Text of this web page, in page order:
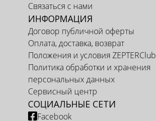
Связаться с нами
ИНФОРМАЦИЯ
Договор публичной оферты
Оплата, доставка, возврат
Положения и условия ZEPTERClub
Политика обработки и хранения
персональных данных
Сервисный центр
СОЦИАЛЬНЫЕ СЕТИ
Facebook